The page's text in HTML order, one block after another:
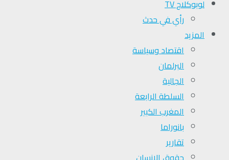
لوبوكلاج TV
رأي في حدث
المزيد
اقتصاد وسياسة
البرلمان
الجالية
السلطة الرابعة
المغرب الكبير
بانوراما
تقارير